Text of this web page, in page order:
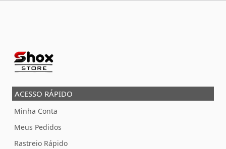
ACESSO RÁPIDO
Minha Conta
Meus Pedidos
Rastreio Rápido